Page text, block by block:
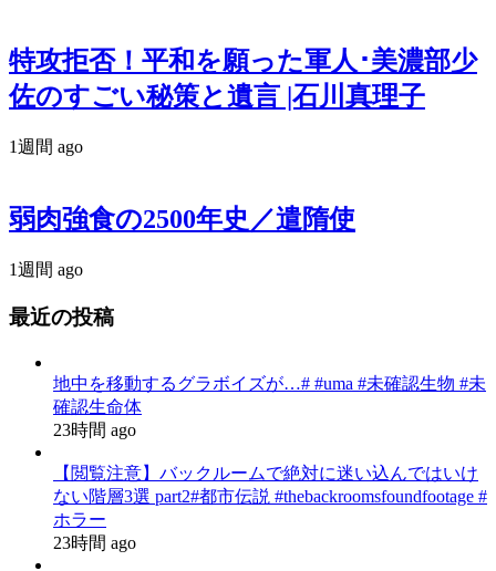
特攻拒否！平和を願った軍人･美濃部少
佐のすごい秘策と遺言 |石川真理子
1週間 ago
弱肉強食の2500年史／遣隋使
1週間 ago
最近の投稿
地中を移動するグラボイズが…# #uma #未確認生物 #未
確認生命体
23時間 ago
【閲覧注意】バックルームで絶対に迷い込んではいけ
ない階層3選 part2#都市伝説 #thebackroomsfoundfootage #
ホラー
23時間 ago